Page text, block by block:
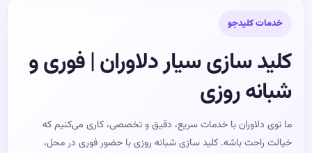
خدمات کلیدجو
کلید سازی سیار دلاوران | فوری و
شبانه روزی
ما توی دلاوران با خدمات سریع، دقیق و تخصصی، کاری می‌کنیم که
خیالت راحت باشه. کلید سازی شبانه‌ روزی با حضور فوری در محل،